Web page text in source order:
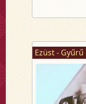
Ezüst - Gyűrű